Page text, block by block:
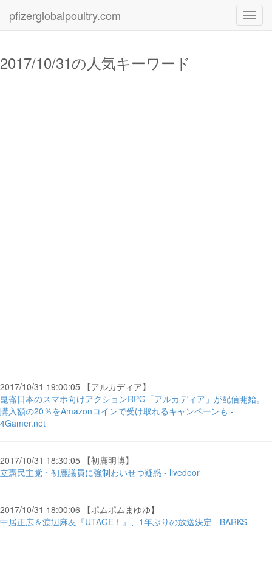
pfizerglobalpoultry.com
2017/10/31の人気キーワード
2017/10/31 19:00:05 【アルカディア】
崑崙日本のスマホ向けアクションRPG「アルカディア」が配信開始。
購入額の20％をAmazonコインで受け取れるキャンペーンも -
4Gamer.net
2017/10/31 18:30:05 【初鹿明博】
立憲民主党・初鹿議員に強制わいせつ疑惑 - livedoor
2017/10/31 18:00:06 【ポムポムまゆゆ】
中居正広＆渡辺麻友『UTAGE！』、1年ぶりの放送決定 - BARKS